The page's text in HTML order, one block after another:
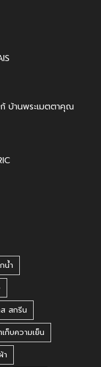
บ้านพระเมตตาคุณ
น้ำ
สกรีน
ก็บความเย็น
า